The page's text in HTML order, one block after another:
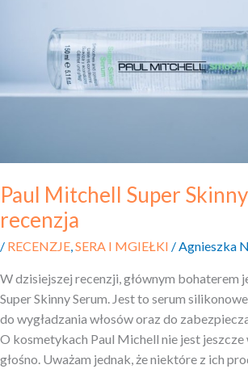
Paul Mitchell Super
recenzja
/ RECENZJE,SERA I MGIEŁKI /Agnieszka
W dzisiejszej recenzji, głównym bohaterem
Super Skinny Serum. Jest to serum
do wygładzania włosów oraz do
O kosmetykach Paul Michell nie jest
głośno. Uważam jednak, że niektóre z ich
recenzja